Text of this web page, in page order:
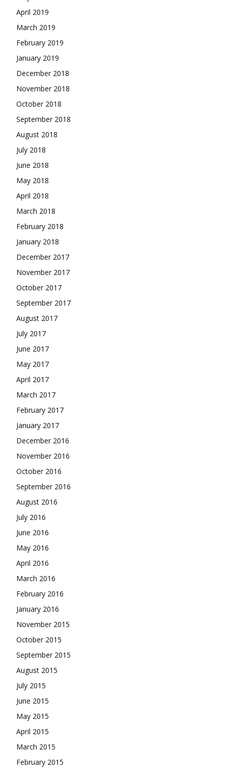
April 2019
March 2019
February 2019
January 2019
December 2018
November 2018
October 2018
September 2018
August 2018
July 2018
June 2018
May 2018
April 2018
March 2018
February 2018
January 2018
December 2017
November 2017
October 2017
September 2017
August 2017
July 2017
June 2017
May 2017
April 2017
March 2017
February 2017
January 2017
December 2016
November 2016
October 2016
September 2016
August 2016
July 2016
June 2016
May 2016
April 2016
March 2016
February 2016
January 2016
November 2015
October 2015
September 2015
August 2015
July 2015
June 2015
May 2015
April 2015
March 2015
February 2015